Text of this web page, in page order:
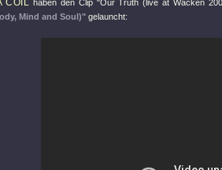
COIL haben den Clip "Our Truth (live at Wacken
Mind and Soul)" gelauncht: